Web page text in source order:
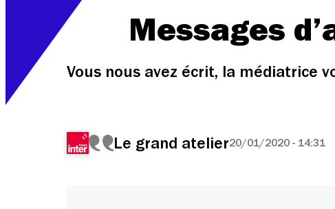
Messages
Vous nous avez écrit, la médiatrice
Le grand atelier20/01/2020 - 14:31